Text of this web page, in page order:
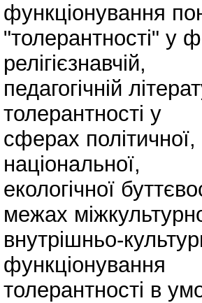
функціонування
"толерантності" у
релігієзнавчій,
педагогічній
толерантності у
сферах політичної,
національної,
екологічної
межах
внутрішньо-
функціонування
толерантності в